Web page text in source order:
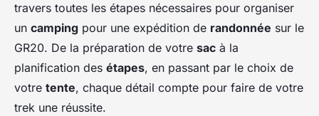
travers toutes les étapes nécessaires pour organiser
un camping pour une expédition de randonnée sur le
GR20. De la préparation de votre sac à la
planification des étapes, en passant par le choix de
votre tente, chaque détail compte pour faire de votre
trek une réussite.